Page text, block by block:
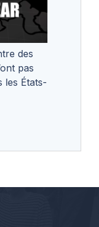
des
pas
les États-